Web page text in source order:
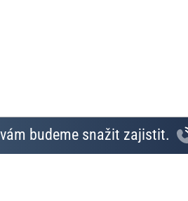
budeme snažit zajistit.